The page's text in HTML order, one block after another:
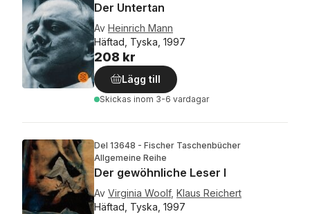
Der Untertan
Av Heinrich Mann
Häftad, Tyska, 1997
208 kr
Lägg till
Skickas inom 3-6 vardagar
Del 13648 - Fischer Taschenbücher
Allgemeine Reihe
Der gewöhnliche Leser I
Av Virginia Woolf, Klaus Reichert
Häftad, Tyska, 1997